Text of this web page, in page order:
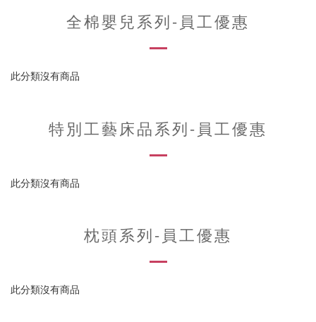
全棉嬰兒系列-員工優惠
此分類沒有商品
特別工藝床品系列-員工優惠
此分類沒有商品
枕頭系列-員工優惠
此分類沒有商品